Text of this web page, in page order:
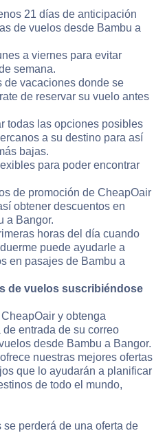
21 días de anticipación
de vuelos desde Bambu a
a viernes para evitar
semana.
de vacaciones donde se
de reservar su vuelo antes
todas las opciones posibles
a su destino para así
bajas.
para poder encontrar
de promoción de CheapOair
obtener descuentos en
a Bangor.
horas del día cuando
puede ayudarle a
en pasajes de Bambu a
de vuelos suscribiéndose
y obtenga
entrada de su correo
desde Bambu a Bangor.
nuestras mejores ofertas
que lo ayudarán a planificar
de todo el mundo,
perderá de una oferta de